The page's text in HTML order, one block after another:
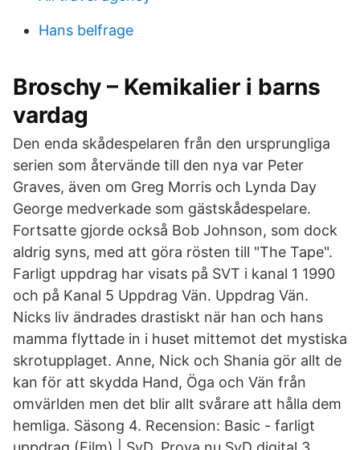
Hans belfrage
Broschy – Kemikalier i barns
vardag
Den enda skådespelaren från den ursprungliga
serien som återvände till den nya var Peter
Graves, även om Greg Morris och Lynda Day
George medverkade som gästskådespelare.
Fortsatte gjorde också Bob Johnson, som dock
aldrig syns, med att göra rösten till "The Tape".
Farligt uppdrag har visats på SVT i kanal 1 1990
och på Kanal 5 Uppdrag Vän. Uppdrag Vän.
Nicks liv ändrades drastiskt när han och hans
mamma flyttade in i huset mittemot det mystiska
skrotupplaget. Anne, Nick och Shania gör allt de
kan för att skydda Hand, Öga och Vän från
omvärlden men det blir allt svårare att hålla dem
hemliga. Säsong 4. Recension: Basic - farligt